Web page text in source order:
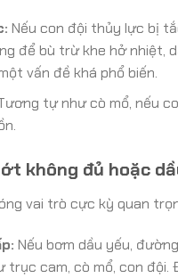
Nếu con đội thủy lực bị
để bù trừ khe hở nhiệt,
vấn đề khá phổ biến.
tự như cò mổ, nếu
không đủ hoặc
vai trò cực kỳ quan
Nếu bơm dầu yếu,
cam, cò mổ, con đội.